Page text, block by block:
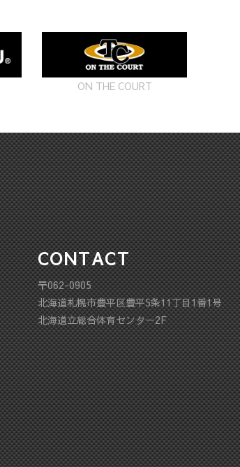
ON THE COURT
CONTACT
〒062-0905
北海道札幌市豊平区豊平5条11丁目1番1号
北海道立総合体育センター2F